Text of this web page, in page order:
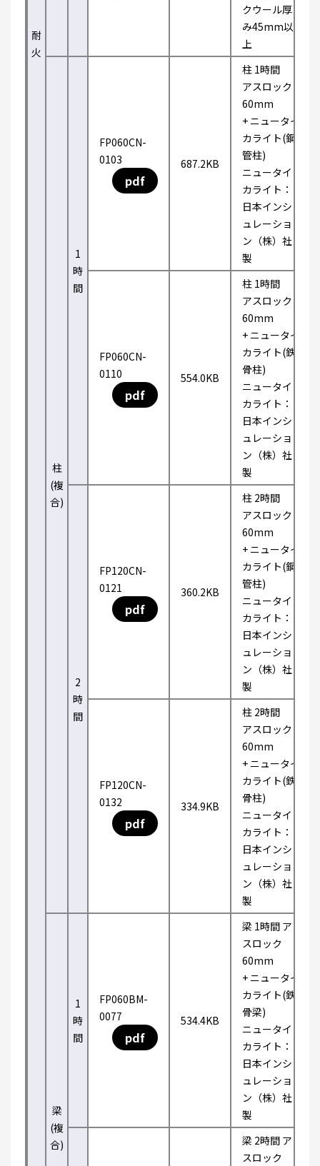
耐
火
クウール厚
み45mm以
上
柱
(複
合)
1
時
間
FP060CN-
0103
pdf
687.2KB
柱 1時間
アスロック
60mm
+ ニュータイ
カライト(鋼
管柱)
ニュータイ
カライト：
日本インシ
ュレーショ
ン（株）社
製
FP060CN-
0110
pdf
554.0KB
柱 1時間
アスロック
60mm
+ ニュータイ
カライト(鉄
骨柱)
ニュータイ
カライト：
日本インシ
ュレーショ
ン（株）社
製
2
時
間
FP120CN-
0121
pdf
360.2KB
柱 2時間
アスロック
60mm
+ ニュータイ
カライト(鋼
管柱)
ニュータイ
カライト：
日本インシ
ュレーショ
ン（株）社
製
FP120CN-
0132
pdf
334.9KB
柱 2時間
アスロック
60mm
+ ニュータイ
カライト(鉄
骨柱)
ニュータイ
カライト：
日本インシ
ュレーショ
ン（株）社
製
梁
(複
合)
1
時
間
FP060BM-
0077
pdf
534.4KB
梁 1時間 ア
スロック
60mm
+ ニュータイ
カライト(鉄
骨梁)
ニュータイ
カライト：
日本インシ
ュレーショ
ン（株）社
製
梁 2時間 ア
スロック